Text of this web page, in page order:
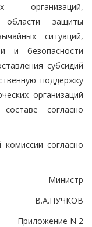
организаций,
области защиты
ситуаций,
и безопасности
субсидий
поддержку
организаций
согласно
согласно
Министр
В.А.ПУЧКОВ
Приложение N 2